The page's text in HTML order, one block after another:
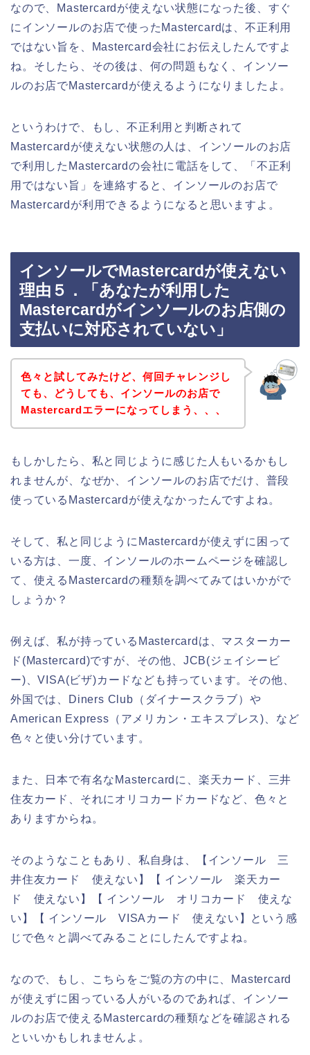
なので、Mastercardが使えない状態になった後、すぐ
にインソールのお店で使ったMastercardは、不正利用
ではない旨を、Mastercard会社にお伝えしたんですよ
ね。そしたら、その後は、何の問題もなく、インソー
ルのお店でMastercardが使えるようになりましたよ。
というわけで、もし、不正利用と判断されて
Mastercardが使えない状態の人は、インソールのお店
で利用したMastercardの会社に電話をして、「不正利
用ではない旨」を連絡すると、インソールのお店で
Mastercardが利用できるようになると思いますよ。
インソールでMastercardが使えない
理由５．「あなたが利用した
Mastercardがインソールのお店側の
支払いに対応されていない」
色々と試してみたけど、何回チャレンジし
ても、どうしても、インソールのお店で
Mastercardエラーになってしまう、、、
もしかしたら、私と同じように感じた人もいるかもし
れませんが、なぜか、インソールのお店でだけ、普段
使っているMastercardが使えなかったんですよね。
そして、私と同じようにMastercardが使えずに困って
いる方は、一度、インソールのホームページを確認し
て、使えるMastercardの種類を調べてみてはいかがで
しょうか？
例えば、私が持っているMastercardは、マスターカー
ド(Mastercard)ですが、その他、JCB(ジェイシービ
ー)、VISA(ビザ)カードなども持っています。その他、
外国では、Diners Club（ダイナースクラブ）や
American Express（アメリカン・エキスプレス)、など
色々と使い分けています。
また、日本で有名なMastercardに、楽天カード、三井
住友カード、それにオリコカードカードなど、色々と
ありますからね。
そのようなこともあり、私自身は、【インソール 三
井住友カード 使えない】【 インソール 楽天カー
ド 使えない】【 インソール オリコカード 使えな
い】【 インソール VISAカード 使えない】という感
じで色々と調べてみることにしたんですよね。
なので、もし、こちらをご覧の方の中に、Mastercard
が使えずに困っている人がいるのであれば、インソー
ルのお店で使えるMastercardの種類などを確認される
といいかもしれませんよ。